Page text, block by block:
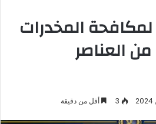
لمكافحة المخدرات
العناصر
3 أقل من دقيقة